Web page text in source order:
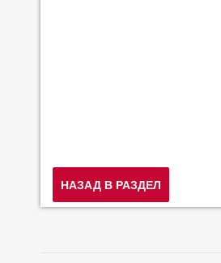
НАЗАД В РАЗДЕЛ